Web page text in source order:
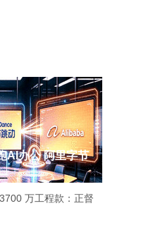
AI办公 阿里字节
万工程款：正督